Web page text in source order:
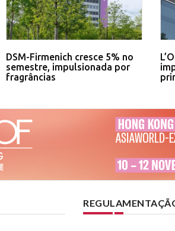
DSM-Firmenich cresce 5% no
semestre, impulsionada por
fragrâncias